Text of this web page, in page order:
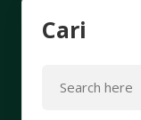
Cari